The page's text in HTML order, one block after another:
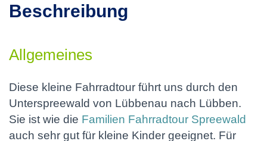
Beschreibung
Allgemeines
Diese kleine Fahrradtour führt uns durch den
Unterspreewald von Lübbenau nach Lübben.
Sie ist wie die Familien Fahrradtour Spreewald
auch sehr gut für kleine Kinder geeignet. Für